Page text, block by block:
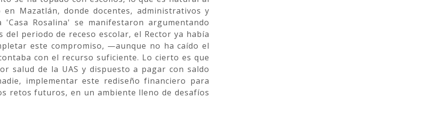
Mazatlán, donde docentes, administrativos y
Rosalina' se manifestaron argumentando
del periodo de receso escolar, el Rector ya había
este compromiso, —aunque no ha caído el
con el recurso suficiente. Lo cierto es que
salud de la UAS y dispuesto a pagar con saldo
implementar este rediseño financiero para
retos futuros, en un ambiente lleno de desafíos